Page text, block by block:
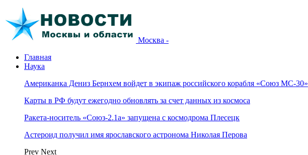
Москва -
Главная
Наука
Американка Дениз Бернхем войдет в экипаж российского корабля «Союз МС-30»
Карты в РФ будут ежегодно обновлять за счет данных из космоса
Ракета-носитель «Союз-2.1а» запущена с космодрома Плесецк
Астероид получил имя ярославского астронома Николая Перова
Prev Next